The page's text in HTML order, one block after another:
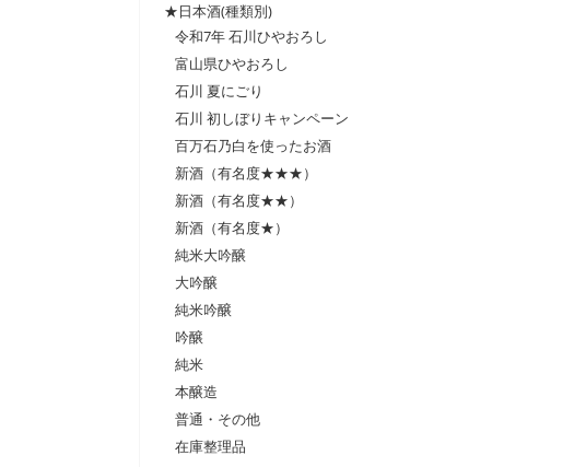
★日本酒(種類別)
令和7年 石川ひやおろし
富山県ひやおろし
石川 夏にごり
石川 初しぼりキャンペーン
百万石乃白を使ったお酒
新酒（有名度★★★）
新酒（有名度★★）
新酒（有名度★）
純米大吟醸
大吟醸
純米吟醸
吟醸
純米
本醸造
普通・その他
在庫整理品